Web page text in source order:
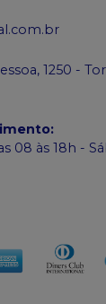
1250 -
:
08 às 18h -